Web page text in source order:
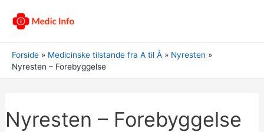
Forside Medicinske tilstande fra A til Å
Nyresten
Nyresten – Forebyggelse
Nyresten – Forebyggelse